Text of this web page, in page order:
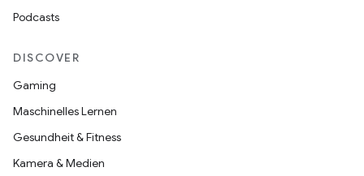
Podcasts
DISCOVER
Gaming
Maschinelles Lernen
Gesundheit & Fitness
Kamera & Medien